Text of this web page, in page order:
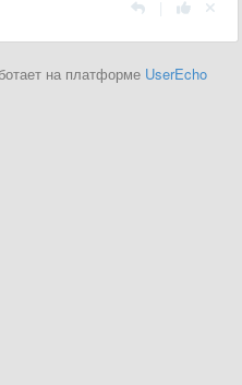
на платформе UserEcho